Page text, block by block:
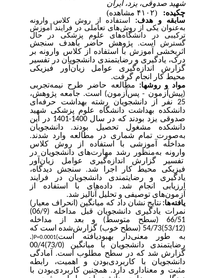
شهید صدوقی، یزد، ایران
چکیده:
سابقه و هدف:استفاده از روش کلاس وارونه
به‌عنوان یکی از روش‌های تعاملی در فرایند آموزش
ترکیبی در دانشگاه‌های علوم پزشکی در حال
گسترش است.
پژوهش حاضر باهدف سنجش
اثربخشی آموزش با استفاده از کلاس وارونه بر
درک، یادگیری و رضایتمندی دانشجویان در تفسیر
گزارش اندازه‌گیری عوامل زیان‌آور فیزیکی
محیط کار انجام گرفت.
مواد و روش­ها: مطالعه حاضر طرح نیمه‌تجربی
(پیش‌آزمون - پس‌آزمون) است. جامعه پژوهش،
25 نفر از دانشجویان رشته بهداشت حرفه‌ای
دانشکده بهداشت دانشگاه علوم پزشکی شهید
صدوقی یزد بودند که در سال 1400-1401 در این
دانشکده مشغول تحصیل بودند. دانشجویان
به‌صورت تمام شماری در مطالعه وارد شدند.
مداخله آموزشی با استفاده از روش کلاس
وارونه به‌منظور رشد مهارت‌های دانشجویان در
تفسیر گزارش اندازه‌گیری عوامل زیان‌آور
فیزیکی محیط کار اجرا شد. سنجش دیدگاه،
یادگیری و رضایتمندی دانشجویان در فرایند
ارزیابی انجام شد. داده‌های با استفاده از
آزمون‌های توصیفی و تحلیل آنالیز شد.
یافته‌ها: نتایج نشان داد که میانگین (انحراف معیار)
نمرات یادگیری دانشجویان قبل مداخله (06/9)
66/51 (سطح متوسط) و بعد از مداخله
(53/12)54/73 (سطح خوب) گزارش‌شده است که
به طور معنی‌دار بهبودیافته است(
P=0.0001
)
.
رضایتمندی دانشجویان با میانگین (73/0)00/4
گزارش شد که در سطح مطلوب است. آمادگی
دانشجویان با کاربردی‌بودن و اهمیت، رابطه
مثبت و معناداری دارد. همچنین کاربردی‌بودن با